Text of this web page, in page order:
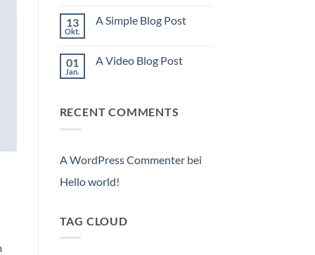
zu
with
A
13
Okt.
A Simple Blog Post
A
01
Jan.
A Video Blog Post
Video
RECENT COMMENTS
A WordPress Commenterbei
Hello world!
TAG CLOUD